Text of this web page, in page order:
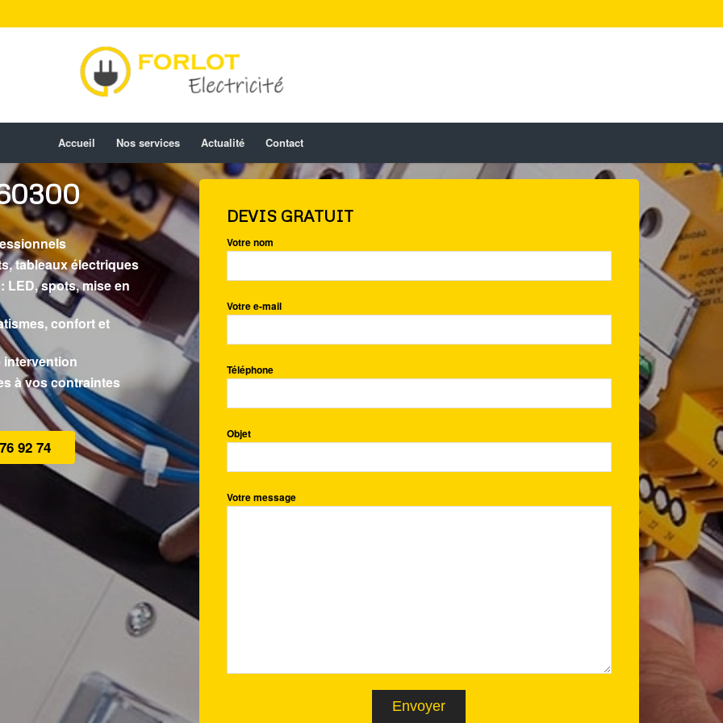
Accueil Nos services Actualité Contact
tableaux électriques
LED, spots, mise en
confort et
intervention
à vos contraintes
92 74
DEVIS GRATUIT
Votre nom
Votre e-mail
Téléphone
Objet
Votre message